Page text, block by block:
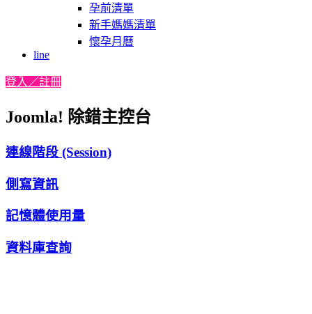
孕前清單
新手媽媽清單
懷孕月曆
line
登入／註冊
Joomla! 除錯主控台
連線階段 (Session)
側寫資訊
記憶體使用量
資料庫查詢